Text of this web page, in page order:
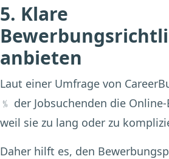
5. Klare
anbieten
Laut einer Umfrage von
﹪ der Jobsuchenden die
weil sie zu lang oder zu
Daher hilft es, den